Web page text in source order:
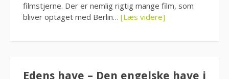
filmstjerne. Der er nemlig rigtig mange film, som
bliver optaget med Berlin… [Læs videre]
Edens have – Den engelske have i